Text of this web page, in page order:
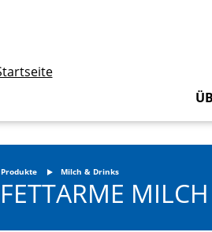
Produkte Milch & Drinks
FETTARME